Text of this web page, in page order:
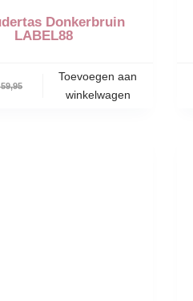
Donkerbruin
LABEL88
Toevoegen aan
winkelwagen